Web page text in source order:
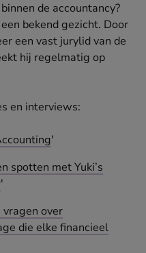
de accountancy?
bekend gezicht. Door
een vast jurylid van de
hij regelmatig op
en interviews:
'
spotten met Yuki’s
'
vragen over
die elke financieel